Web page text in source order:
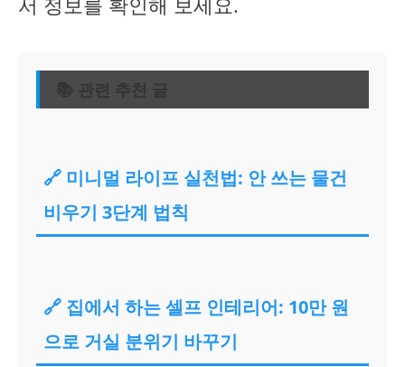
📚 관련 추천 글
🔗 미니멀 라이프 실천법: 안 쓰는 물건
비우기 3단계 법칙
🔗 집에서 하는 셀프 인테리어: 10만 원
으로 거실 분위기 바꾸기